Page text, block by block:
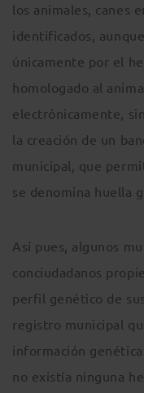
los animales, canes
identificados,
únicamente por el
homologado al
electrónicamente,
la creación de un
municipal, que
se denomina huella
Así pues, algunos
conciudadanos
perfil genético de
registro municipal
información
no existía ninguna